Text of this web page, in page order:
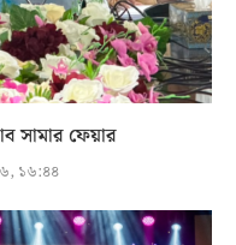
সামার ফেয়ার
১৬:৪৪